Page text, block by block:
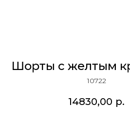
Шорты с желтым
10722
14830,00 р.